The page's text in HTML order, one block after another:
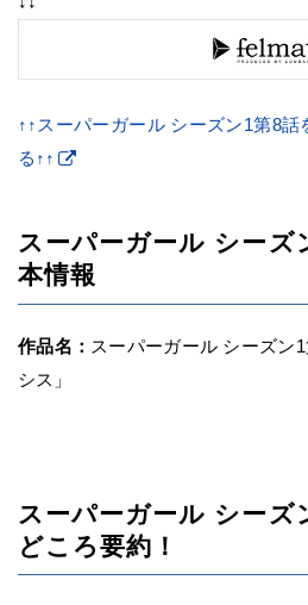
↑↑スーパーガール シーズン1第8話
る↑↑
スーパーガール シーズ
本情報
作品名： スーパーガール シーズン
シス」
スーパーガール シーズ
どころ要約！